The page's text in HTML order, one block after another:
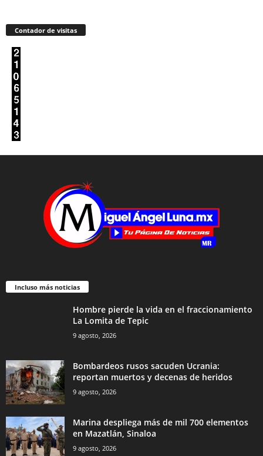
Contador de visitas
Incluso más noticias
Hombre pierde la vida en el fraccionamiento
La Lomita de Tepic
9 agosto, 2026
Bombardeos rusos sacuden Ucrania:
reportan muertos y decenas de heridos
9 agosto, 2026
Marina despliega más de mil 700 elementos
en Mazatlán, Sinaloa
9 agosto, 2026